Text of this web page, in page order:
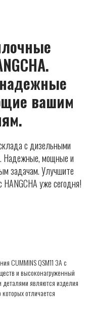
вашим
с дизельными
Надежные, мощные и
задачам. Улучшите
HANGCHA уже сегодня!
CUMMINS QSM11 3A с
и высоконагруженный
деталями являются изделия
отличается